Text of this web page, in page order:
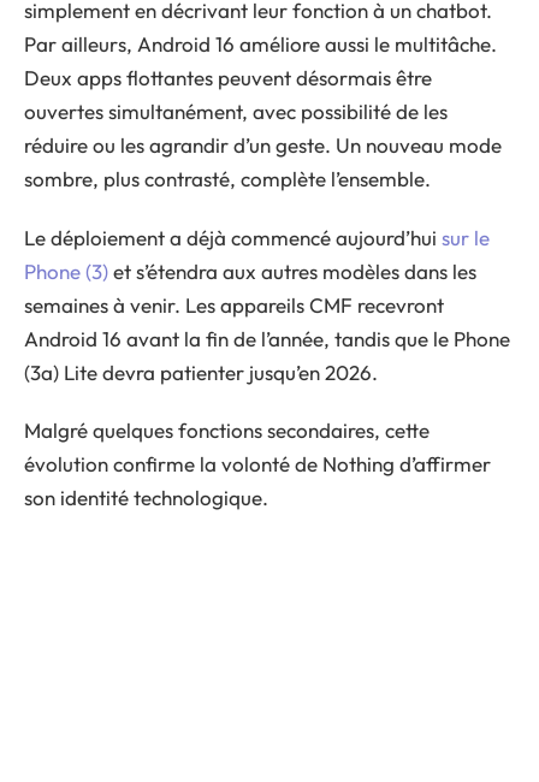
simplement en décrivant leur fonction à un chatbot.
Par ailleurs, Android 16 améliore aussi le multitâche.
Deux apps flottantes peuvent désormais être
ouvertes simultanément, avec possibilité de les
réduire ou les agrandir d’un geste. Un nouveau mode
sombre, plus contrasté, complète l’ensemble.
Le déploiement a déjà commencé aujourd’hui sur le
Phone (3)et s’étendra aux autres modèles dans les
semaines à venir. Les appareils CMF recevront
Android 16 avant la fin de l’année, tandis que le Phone
(3a) Lite devra patienter jusqu’en 2026.
Malgré quelques fonctions secondaires, cette
évolution confirme la volonté de Nothing d’affirmer
son identité technologique.